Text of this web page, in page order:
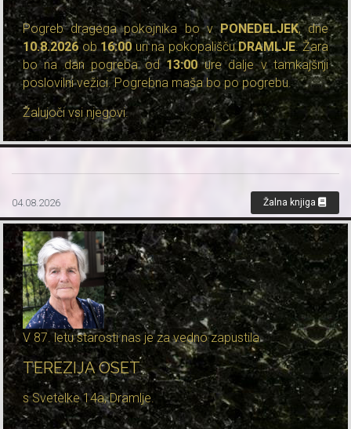
Pogreb dragega pokojnika bo vPONEDELJEK, dne
10.8.2026 ob16:00 uri na pokopališčuDRAMLJE. Žara
bo na dan pogreba od13:00ure dalje v tamkajšnji
poslovilni vežici. Pogrebna maša bo po pogrebu.
Žalujoči vsi njegovi.
04.08.2026 Žalna knjiga
V 87. letu starosti nas je za vedno zapustila
TEREZIJA OSET
s Svetelke 14a, Dramlje.